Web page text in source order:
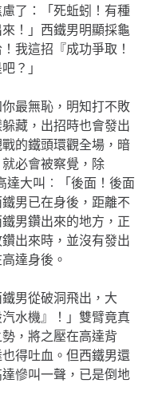
了：「死蚯蚓！有種
！」西鐵男明顯採龜
我這招『成功爭取！
？」
最無恥，明知打不敗
藏，出招時也會發出
的鐵頭環觀全場，暗
必會被察覺，除
達大叫︰「後面！後面
男已在身後，距離不
男鑽出來的地方，正
出來時，並沒有發出
達身後。
男從破洞飛出，大
水機』！」雙臂竟真
，將之壓在高達背
得吐血。但西鐵男還
慘叫一聲，已是倒地